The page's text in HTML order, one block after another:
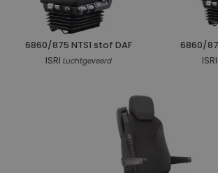
6860/875 NTS1 stof DAF
ISRI Luchtgeveerd
6860/
ISRI